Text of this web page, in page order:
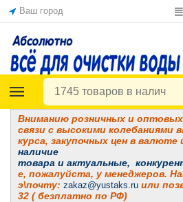
Ваш город
Вниманию розничных и
связи с высокими колебаниями
курса, закупочных цен в валюте
наличие
товара иактуальные,
е, пожалуйста, у менеджеров.
э\почту:zakaz@yustaks.ru или
32 ( безплатно по РФ)